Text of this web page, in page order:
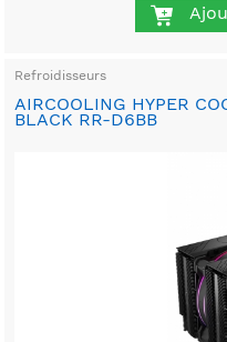
Refroidisseurs
AIRCOOLING HYPER
BLACK RR-D6BB